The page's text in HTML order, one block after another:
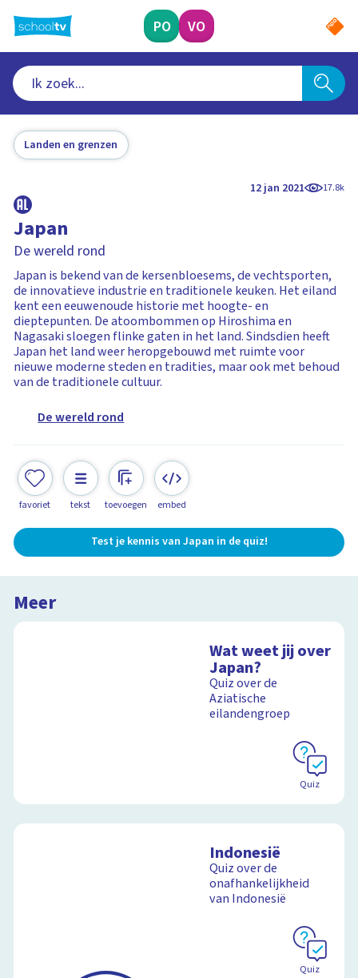
naar
hoofdinhoud
PO VO
Landen en grenzen
12 jan 2021 17.8k
Japan
De wereld rond
Japan is bekend van de kersenbloesems, de vechtsporten,
de innovatieve industrie en traditionele keuken. Het eiland
kent een eeuwenoude historie met hoogte- en
dieptepunten. De atoombommen op Hiroshima en
Nagasaki sloegen flinke gaten in het land. Sindsdien heeft
Japan het land weer heropgebouwd met ruimte voor
nieuwe moderne steden en tradities, maar ook met behoud
van de traditionele cultuur.
De wereld rond
favoriet tekst toevoegen embed
Test je kennis van Japan in de quiz!
Meer
Wat weet jij over
Japan?
Quiz over de
Aziatische
eilandengroep
Quiz
Indonesië
Quiz over de
onafhankelijkheid
van Indonesië
Quiz